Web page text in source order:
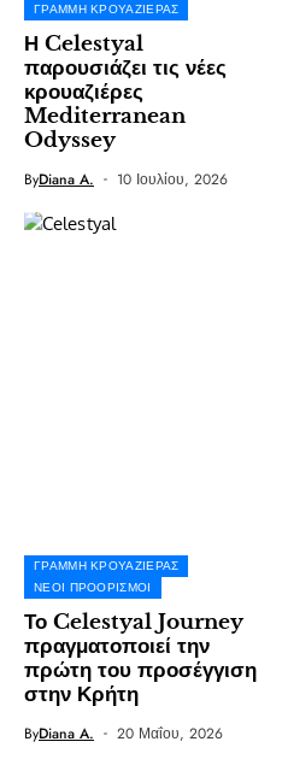
ΓΡΑΜΜΉ ΚΡΟΥΑΖΙΈΡΑΣ
Η Celestyal
παρουσιάζει τις νέες
κρουαζιέρες
Mediterranean
Odyssey
ByDiana A. 10 Ιουλίου, 2026
ΓΡΑΜΜΉ ΚΡΟΥΑΖΙΈΡΑΣ
ΝΈΟΙ ΠΡΟΟΡΙΣΜΟΊ
Το Celestyal Journey
πραγματοποιεί την
πρώτη του προσέγγιση
στην Κρήτη
ByDiana A. 20 Μαΐου, 2026